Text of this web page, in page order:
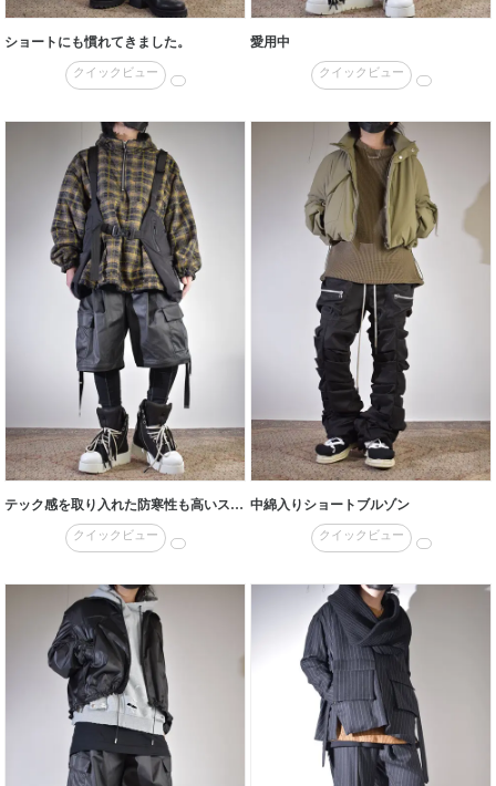
ショートにも慣れてきました。
クイックビュー
愛用中
クイックビュー
テック感を取り入れた防寒性も高いスタイル
クイックビュー
中綿入りショートブルゾン
クイックビュー